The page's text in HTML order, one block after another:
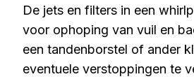
De jets en filters in een
voor ophoping van vuil en
een tandenborstel of ander
eventuele verstoppingen te